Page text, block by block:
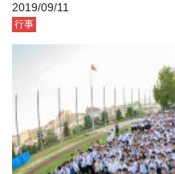
2019/09/11
行事